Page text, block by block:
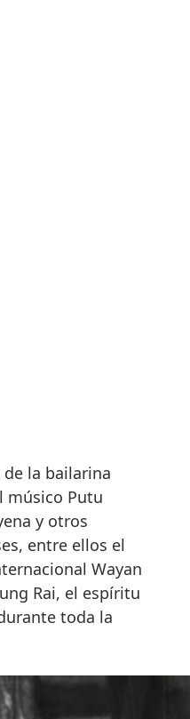
la bailarina
músico Putu
y otros
entre ellos el
Wayan
Rai, el espíritu
toda la